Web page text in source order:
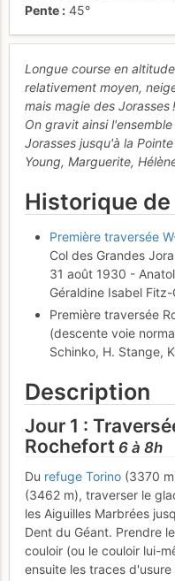
Pente
45°
Longue course en
relativement moyen,
mais magie des Jorasses !
On gravit ainsi
Jorasses jusqu'à la
Young, Marguerite,
Historique
Première traversée
Col des Grandes
31 août 1930 -
Géraldine Isabel Fitz-
Première traversée
(descente voie
Schinko, H. Stange,
Description
Jour 1 :
Rochefort 6 à 8h
Du refuge Torino (3370
(3462 m), traverser le
les Aiguilles Marbrées
Dent du Géant. Prendre
couloir (ou le couloir lui-
ensuite les traces